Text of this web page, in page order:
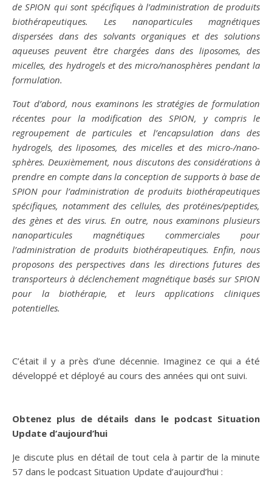
de SPION qui sont spécifiques à l’administration de produits
biothérapeutiques. Les nanoparticules magnétiques
dispersées dans des solvants organiques et des solutions
aqueuses peuvent être chargées dans des liposomes, des
micelles, des hydrogels et des micro/nanosphères pendant la
formulation.
Tout d’abord, nous examinons les stratégies de formulation
récentes pour la modification des SPION, y compris le
regroupement de particules et l’encapsulation dans des
hydrogels, des liposomes, des micelles et des micro-/nano-
sphères. Deuxièmement, nous discutons des considérations à
prendre en compte dans la conception de supports à base de
SPION pour l’administration de produits biothérapeutiques
spécifiques, notamment des cellules, des protéines/peptides,
des gènes et des virus. En outre, nous examinons plusieurs
nanoparticules magnétiques commerciales pour
l’administration de produits biothérapeutiques. Enfin, nous
proposons des perspectives dans les directions futures des
transporteurs à déclenchement magnétique basés sur SPION
pour la biothérapie, et leurs applications cliniques
potentielles.
C’était il y a près d’une décennie. Imaginez ce qui a été
développé et déployé au cours des années qui ont suivi.
Obtenez plus de détails dans le podcast Situation
Update d’aujourd’hui
Je discute plus en détail de tout cela à partir de la minute
57 dans le podcast Situation Update d’aujourd’hui :